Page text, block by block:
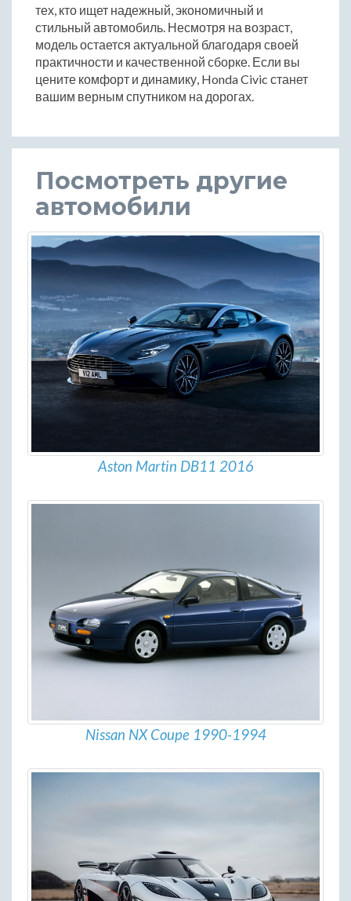
тех, кто ищет надежный, экономичный и
стильный автомобиль. Несмотря на возраст,
модель остается актуальной благодаря своей
практичности и качественной сборке. Если вы
цените комфорт и динамику, Honda Civic станет
вашим верным спутником на дорогах.
Посмотреть другие
автомобили
Aston Martin DB11 2016
Nissan NX Coupe 1990-1994